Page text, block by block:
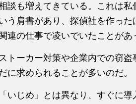
談も増えてきている。これは
う肩書があり、探偵社を作っ
連の仕事で凌いでいたことがあ
トーカー対策や企業内での窃
に求められることが多いのだ。
いじめ」とは異なり、すぐに